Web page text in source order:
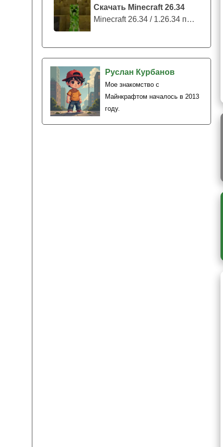
Скачать Minecraft 26.34
Minecraft 26.34 / 1.26.34 представляе...
Руслан Курбанов
Мое знакомство с
Майнкрафтом началось в 2013
году.